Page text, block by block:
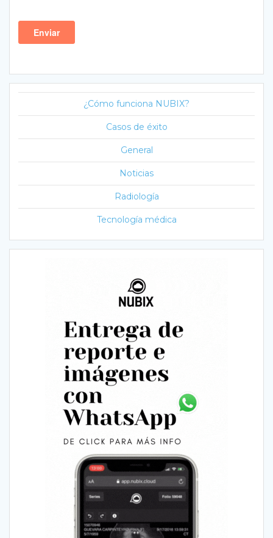
¿Cómo funciona NUBIX?
Casos de éxito
General
Noticias
Radiología
Tecnología médica